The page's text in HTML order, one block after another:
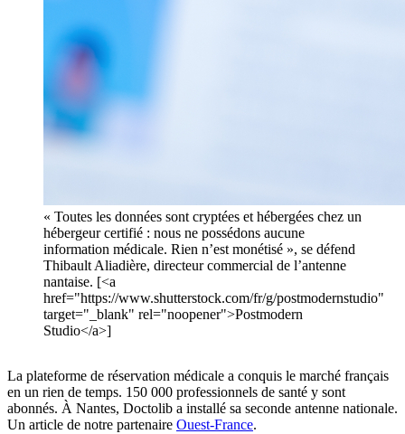
« Toutes les données sont cryptées et hébergées chez un
hébergeur certifié : nous ne possédons aucune
information médicale. Rien n’est monétisé », se défend
Thibault Aliadière, directeur commercial de l’antenne
nantaise. [<a
href="https://www.shutterstock.com/fr/g/postmodernstudio"
target="_blank" rel="noopener">Postmodern
Studio</a>]
La plateforme de réservation médicale a conquis le marché français
en un rien de temps. 150 000 professionnels de santé y sont
abonnés. À Nantes, Doctolib a installé sa seconde antenne nationale.
Un article de notre partenaire Ouest-France.